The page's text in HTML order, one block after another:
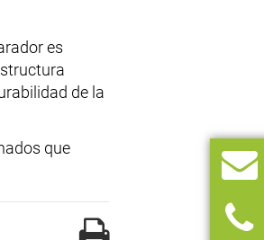
es
de la
que